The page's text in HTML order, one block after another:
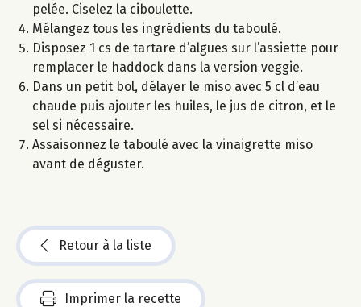
pelée. Ciselez la ciboulette.
Mélangez tous les ingrédients du taboulé.
Disposez 1 cs de tartare d’algues sur l’assiette pour
remplacer le haddock dans la version veggie.
Dans un petit bol, délayer le miso avec 5 cl d’eau
chaude puis ajouter les huiles, le jus de citron, et le
sel si nécessaire.
Assaisonnez le taboulé avec la vinaigrette miso
avant de déguster.
Retour à la liste
Imprimer la recette